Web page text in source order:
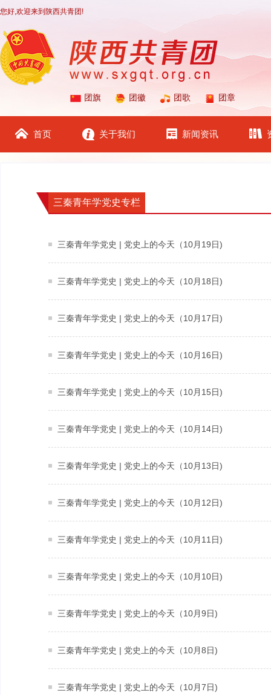
您好,欢迎来到陕西共青团!
团旗 团徽 团歌 团章
首页 关于我们 新闻资讯
三秦青年学党史专栏
三秦青年学党史 | 党史上的今天（10月19日)
三秦青年学党史 | 党史上的今天（10月18日)
三秦青年学党史 | 党史上的今天（10月17日)
三秦青年学党史 | 党史上的今天（10月16日)
三秦青年学党史 | 党史上的今天（10月15日)
三秦青年学党史 | 党史上的今天（10月14日)
三秦青年学党史 | 党史上的今天（10月13日)
三秦青年学党史 | 党史上的今天（10月12日)
三秦青年学党史 | 党史上的今天（10月11日)
三秦青年学党史 | 党史上的今天（10月10日)
三秦青年学党史 | 党史上的今天（10月9日)
三秦青年学党史 | 党史上的今天（10月8日)
三秦青年学党史 | 党史上的今天（10月7日)